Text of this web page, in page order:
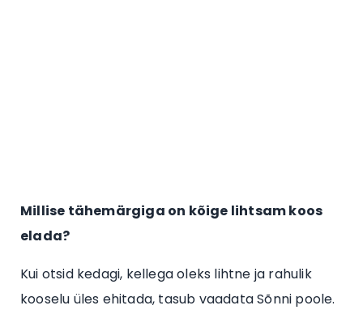
Millise tähemärgiga on kõige lihtsam koos
elada?
Kui otsid kedagi, kellega oleks lihtne ja rahulik
kooselu üles ehitada, tasub vaadata Sõnni poole.